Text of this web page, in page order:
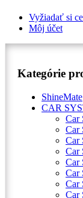
Vyžiadať si
Môj účet
Kategórie
ShineMate
CAR
Car
Car
Car
Car
Car
Car
Car
Car